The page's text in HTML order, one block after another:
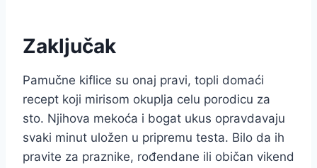
Zaključak
Pamučne kiflice su onaj pravi, topli domaći
recept koji mirisom okuplja celu porodicu za
sto. Njihova mekoća i bogat ukus opravdavaju
svaki minut uložen u pripremu testa. Bilo da ih
pravite za praznike, rođendane ili običan vikend